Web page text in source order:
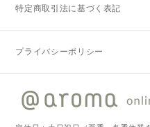
特定商取引法に基づく表記
プライバシーポリシー